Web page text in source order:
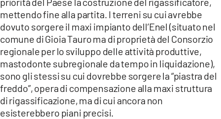
mettendo fine alla partita. I terreni su cui avrebbe
dovuto sorgere il maxi impianto dell’Enel (situato nel
comune di Gioia Tauro ma di proprietà del Consorzio
regionale per lo sviluppo delle attività produttive,
mastodonte subregionale da tempo in liquidazione),
sono gli stessi su cui dovrebbe sorgere la “piastra del
freddo”, opera di compensazione alla maxi struttura
di rigassificazione, ma di cui ancora non
esisterebbero piani precisi.